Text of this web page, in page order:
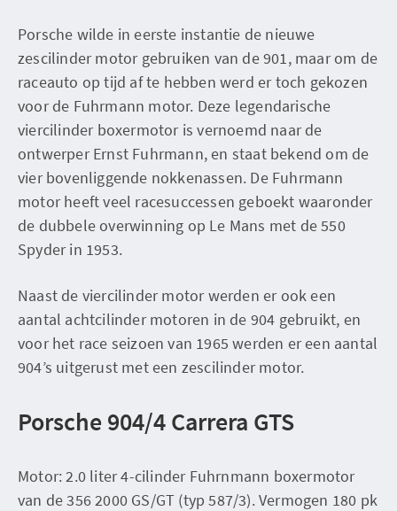
Porsche wilde in eerste instantie de nieuwe
zescilinder motor gebruiken van de 901, maar om de
raceauto op tijd af te hebben werd er toch gekozen
voor de Fuhrmann motor. Deze legendarische
viercilinder boxermotor is vernoemd naar de
ontwerper Ernst Fuhrmann, en staat bekend om de
vier bovenliggende nokkenassen. De Fuhrmann
motor heeft veel racesuccessen geboekt waaronder
de dubbele overwinning op Le Mans met de 550
Spyder in 1953.
Naast de viercilinder motor werden er ook een
aantal achtcilinder motoren in de 904 gebruikt, en
voor het race seizoen van 1965 werden er een aantal
904’s uitgerust met een zescilinder motor.
Porsche 904/4 Carrera GTS
Motor: 2.0 liter 4-cilinder Fuhrnmann boxermotor
van de 356 2000 GS/GT (typ 587/3). Vermogen 180 pk